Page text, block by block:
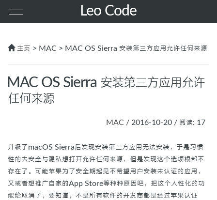
Leo Code
首页
PHP
服务器
MAC
主页 > MAC > MAC OS Sierra 安装第三方应用允许任何来源
MAC OS Sierra 安装第三方应用允许
任何来源
MAC / 2016-10-20 / 阅读: 17
升级了macOS Sierra后发现安装第三方应用无法安装，于是习惯
性的去安全与隐私想打开允许任何来源，但是发现这个选项根部不
存在了。可能苹果为了安全期起见不希望用户安装未认证的应用，
又或者想推广自家的App Store等种种原因吧，把这个人性化的功
能给取消了，要知道，不是所有软件的开发商都是经过苹果认证